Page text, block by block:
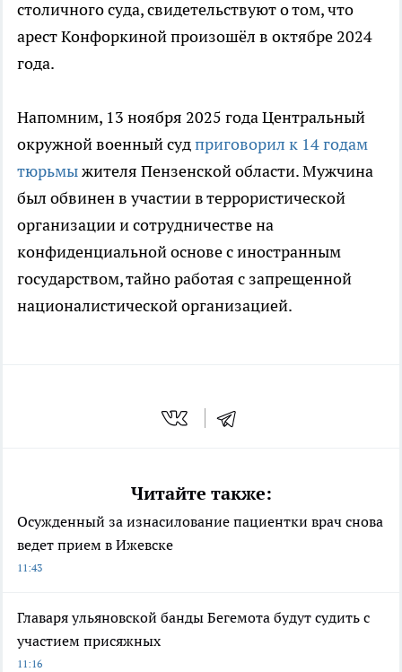
столичного суда, свидетельствуют о том, что
арест Конфоркиной произошёл в октябре 2024
года.
Напомним, 13 ноября 2025 года Центральный
окружной военный судприговорил к 14 годам
тюрьмыжителя Пензенской области. Мужчина
был обвинен в участии в террористической
организации и сотрудничестве на
конфиденциальной основе с иностранным
государством, тайно работая с запрещенной
националистической организацией.
Читайте также:
Осужденный за изнасилование пациентки врач снова
ведет прием в Ижевске
11:43
Главаря ульяновской банды Бегемота будут судить с
участием присяжных
11:16